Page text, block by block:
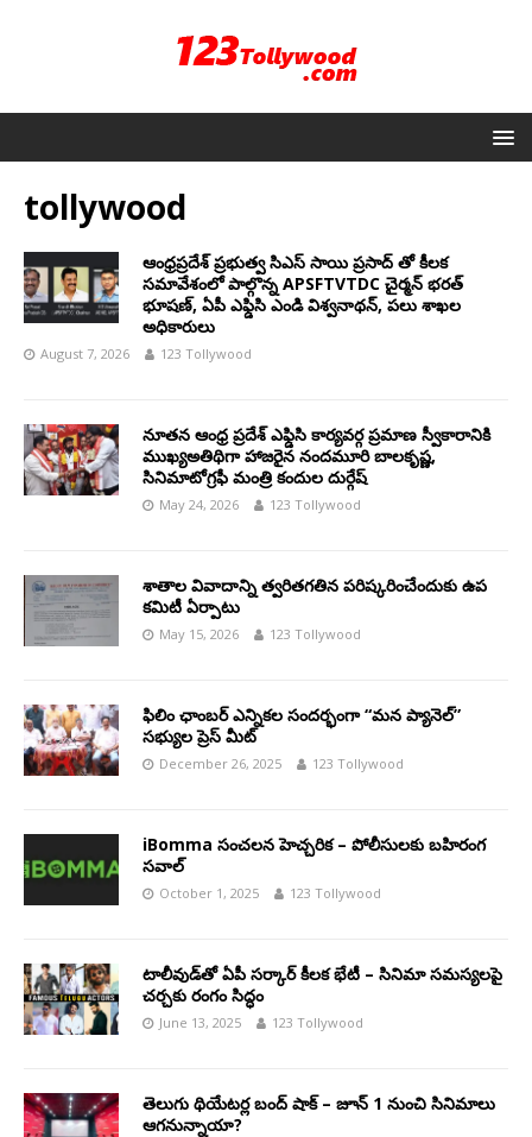
tollywood
ఆంధ్రప్రదేశ్ ప్రభుత్వ సిఎస్ సాయి ప్రసాద్ తో కీలక
సమావేశంలో పాల్గొన్న APSFTVTDC చైర్మన్ భరత్
భూషణ్, ఏపీ ఎఫ్డిసి ఎండి విశ్వనాథన్, పలు శాఖల
అధికారులు
August 7, 2026 123 Tollywood
నూతన ఆంధ్ర ప్రదేశ్ ఎఫ్డిసి కార్యవర్గ ప్రమాణ స్వీకారానికి
ముఖ్యఅతిథిగా హాజరైన నందమూరి బాలకృష్ణ,
సినిమాటోగ్రఫీ మంత్రి కందుల దుర్గేష్
May 24, 2026 123 Tollywood
శాతాల వివాదాన్ని త్వరితగతిన పరిష్కరించేందుకు ఉప
కమిటీ ఏర్పాటు
May 15, 2026 123 Tollywood
ఫిలిం ఛాంబర్ ఎన్నికల సందర్భంగా “మన ప్యానెల్”
సభ్యుల ప్రెస్ మీట్
December 26, 2025 123 Tollywood
iBomma సంచలన హెచ్చరిక – పోలీసులకు బహిరంగ
సవాల్
October 1, 2025 123 Tollywood
టాలీవుడ్‌తో ఏపీ సర్కార్ కీలక భేటీ – సినిమా సమస్యలపై
చర్చకు రంగం సిద్ధం
June 13, 2025 123 Tollywood
తెలుగు థియేటర్ల బంద్ షాక్ – జూన్ 1 నుంచి సినిమాలు
ఆగనున్నాయా?